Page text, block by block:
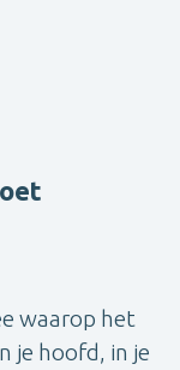
waarop het
je hoofd, in je